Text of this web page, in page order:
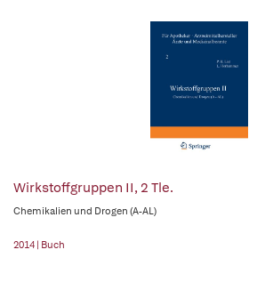
Wirkstoffgruppen II, 2 Tle.
Chemikalien und Drogen (A-AL)
2014 | Buch